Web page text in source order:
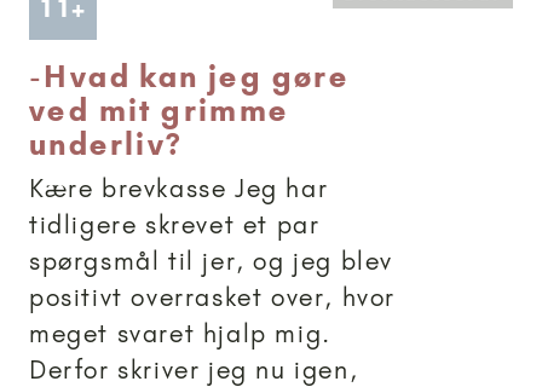
11+ Artikler anbefalet til 11+
-Hvad kan jeg gøre
ved mit grimme
underliv?
Kære brevkasse Jeg har
tidligere skrevet et par
spørgsmål til jer, og jeg blev
positivt overrasket over, hvor
meget svaret hjalp mig.
Derfor skriver jeg nu igen,